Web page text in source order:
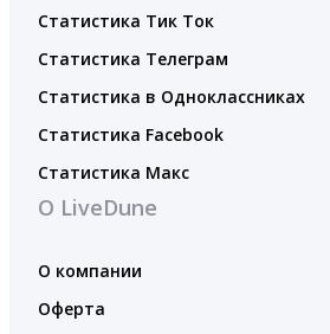
Статистика Тик Ток
Статистика Телеграм
Статистика в Одноклассниках
Статистика Facebook
Статистика Макс
О LiveDune
О компании
Оферта